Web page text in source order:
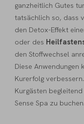
ganzheitlich Gutes
tatsächlich so, dass
den Detox-Effekt
oder des
den Stoffwechsel
Diese
Kurerfolg
Kurgästen
Sense Spa zu buchen.